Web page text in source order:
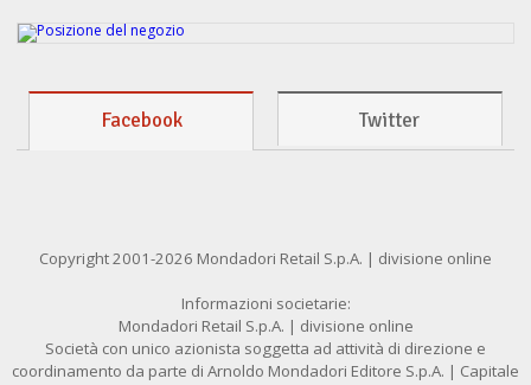
Facebook Twitter
Copyright 2001-2026 Mondadori Retail S.p.A. | divisione online
Informazioni societarie:
Mondadori Retail S.p.A. | divisione online
Società con unico azionista soggetta ad attività di direzione e
coordinamento da parte di Arnoldo Mondadori Editore S.p.A. | Capitale